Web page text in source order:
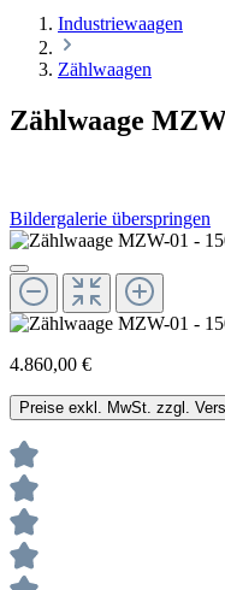
Industriewaagen
Zählwaagen
Zählwaage
Bildergalerie überspringen
4.860,00 €
Preise exkl. MwSt. zzgl.